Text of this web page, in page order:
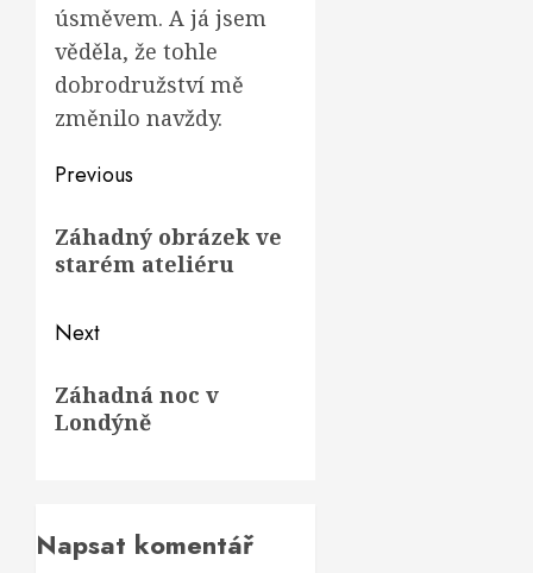
úsměvem. A já jsem
věděla, že tohle
dobrodružství mě
změnilo navždy.
Post
navigation
Previous
post:
Záhadný obrázek ve
starém ateliéru
Next
post:
Záhadná noc v
Londýně
Napsat komentář